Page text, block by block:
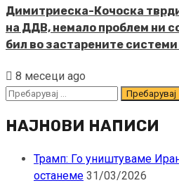
Димитриеска-Кочоска
на ДДВ, немало проблем ни
бил во застарените
8 месеци ago
Пребарувај
НАЈНОВИ НАПИСИ
Трамп: Го уништуваме
останеме 31/03/2026